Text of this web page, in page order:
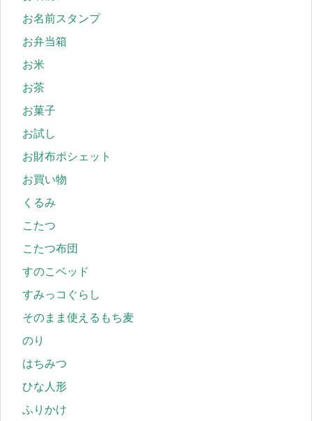
お名前スタンプ
お弁当箱
お米
お茶
お菓子
お試し
お財布ポシェット
お買い物
くるみ
こたつ
こたつ布団
すのこベッド
すみっコぐらし
そのまま使えるもち麦
のり
はちみつ
ひな人形
ふりかけ